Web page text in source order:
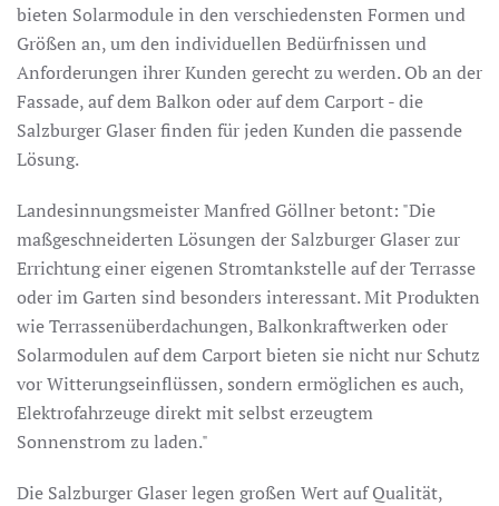
bieten Solarmodule in den verschiedensten Formen und
Größen an, um den individuellen Bedürfnissen und
Anforderungen ihrer Kunden gerecht zu werden. Ob an der
Fassade, auf dem Balkon oder auf dem Carport - die
Salzburger Glaser finden für jeden Kunden die passende
Lösung.
Landesinnungsmeister Manfred Göllner betont: "Die
maßgeschneiderten Lösungen der Salzburger Glaser zur
Errichtung einer eigenen Stromtankstelle auf der Terrasse
oder im Garten sind besonders interessant. Mit Produkten
wie Terrassenüberdachungen, Balkonkraftwerken oder
Solarmodulen auf dem Carport bieten sie nicht nur Schutz
vor Witterungseinflüssen, sondern ermöglichen es auch,
Elektrofahrzeuge direkt mit selbst erzeugtem
Sonnenstrom zu laden."
Die Salzburger Glaser legen großen Wert auf Qualität,